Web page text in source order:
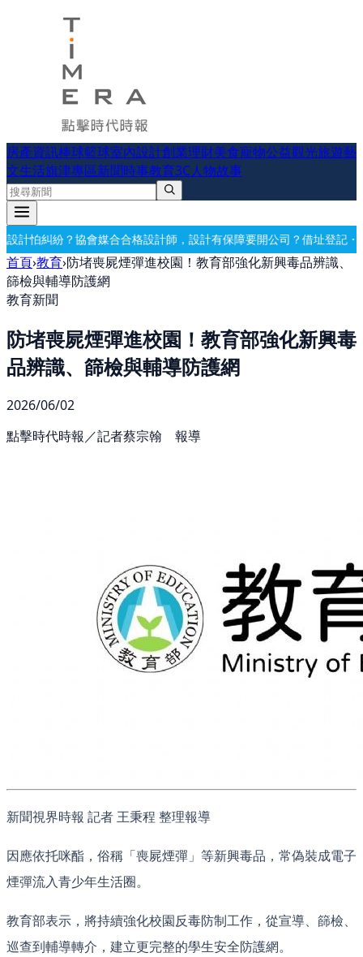
房產資訊棒球籃球室內設計創業理財美食寵物公益觀光旅遊藝
文生活旗津專區新聞時事教育3C人物故事
計師，設計有保障要開公司？借址登記・公司設立・工商登記一次辦好
首頁›教育›防堵喪屍煙彈進校園！教育部強化新興毒品辨識、
篩檢與輔導防護網
教育新聞
防堵喪屍煙彈進校園！教育部強化新興毒
品辨識、篩檢與輔導防護網
2026/06/02
點擊時代時報／記者蔡宗翰 報導
新聞視界時報 記者 王秉程 整理報導
因應依托咪酯，俗稱「喪屍煙彈」等新興毒品，常偽裝成電子
煙彈流入青少年生活圈。
教育部表示，將持續強化校園反毒防制工作，從宣導、篩檢、
巡查到輔導轉介，建立更完整的學生安全防護網。